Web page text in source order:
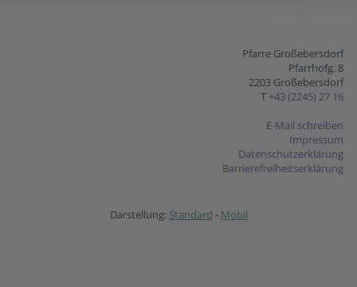
Pfarre Großebersdorf
Pfarrhofg. 8
2203 Großebersdorf
T +43 (2245) 27 16
E-Mail schreiben
Impressum
Datenschutzerklärung
Barrierefreiheitserklärung
Darstellung: Standard - Mobil